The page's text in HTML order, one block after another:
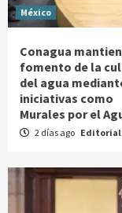
México
Conagua
fomento de la
del agua
iniciativas como
Murales por el
2 días ago Editorial